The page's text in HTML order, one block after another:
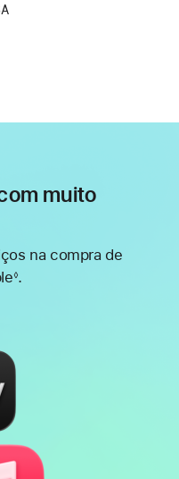
muito
na compra de
◊.